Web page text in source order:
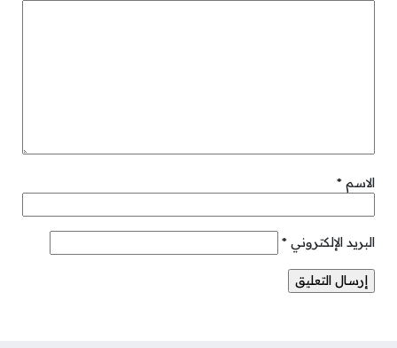
الاسم *
البريد الإلكتروني *